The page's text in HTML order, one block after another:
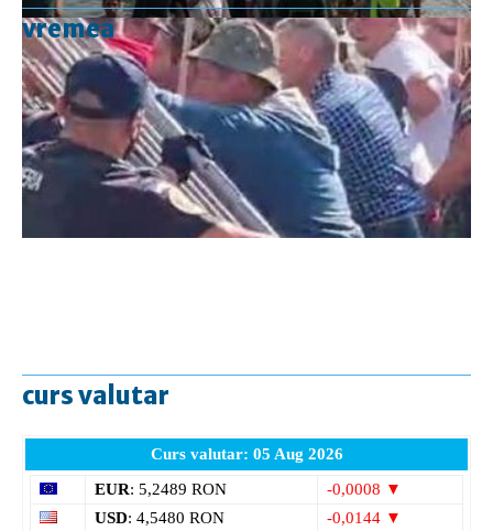
vremea
curs valutar
Curs valutar: 05 Aug 2026
EUR: 5,2489 RON
-0,0008 ▼
USD: 4,5480 RON
-0,0144 ▼